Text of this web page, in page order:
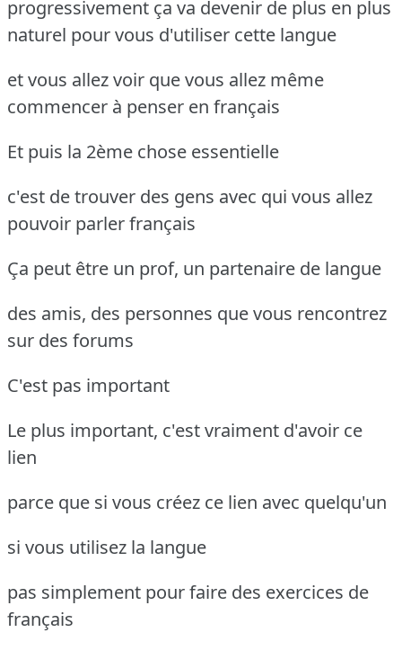
progressivement ça va devenir de plus en plus
naturel pour vous d'utiliser cette langue
et vous allez voir que vous allez même
commencer à penser en français
Et puis la 2ème chose essentielle
c'est de trouver des gens avec qui vous allez
pouvoir parler français
Ça peut être un prof, un partenaire de langue
des amis, des personnes que vous rencontrez
sur des forums
C'est pas important
Le plus important, c'est vraiment d'avoir ce
lien
parce que si vous créez ce lien avec quelqu'un
si vous utilisez la langue
pas simplement pour faire des exercices de
français